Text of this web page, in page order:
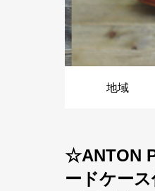
地域
☆ANTON
ードケース